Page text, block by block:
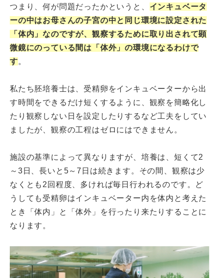
つまり、何が問題だったかというと、 インキュベータ
ーの中はお母さんの子宮の中と同じ環境に設定された
「体内」なのですが、観察するために取り出されて顕
微鏡にのっている間は「体外」の環境になるわけで
す。
私たち胚培養士は、受精卵をインキュベーターから出
す時間をできるだけ短くするように、観察を簡略化し
たり観察しない日を設定したりするなど工夫をしてい
ましたが、観察の工程はゼロにはできません。
施設の基準によって異なりますが、培養は、短くて2
～3日、長いと5～7日は続きます。その間、観察は少
なくとも2回程度、多ければ毎日行われるのです。ど
うしても受精卵はインキュベーター内を体内と考えた
とき「体内」と「体外」を行ったり来たりすることに
なります。